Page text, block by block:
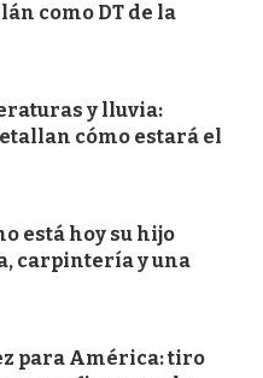
como DT de la
y lluvia:
cómo estará el
está hoy su hijo
carpintería y una
para América: tiro